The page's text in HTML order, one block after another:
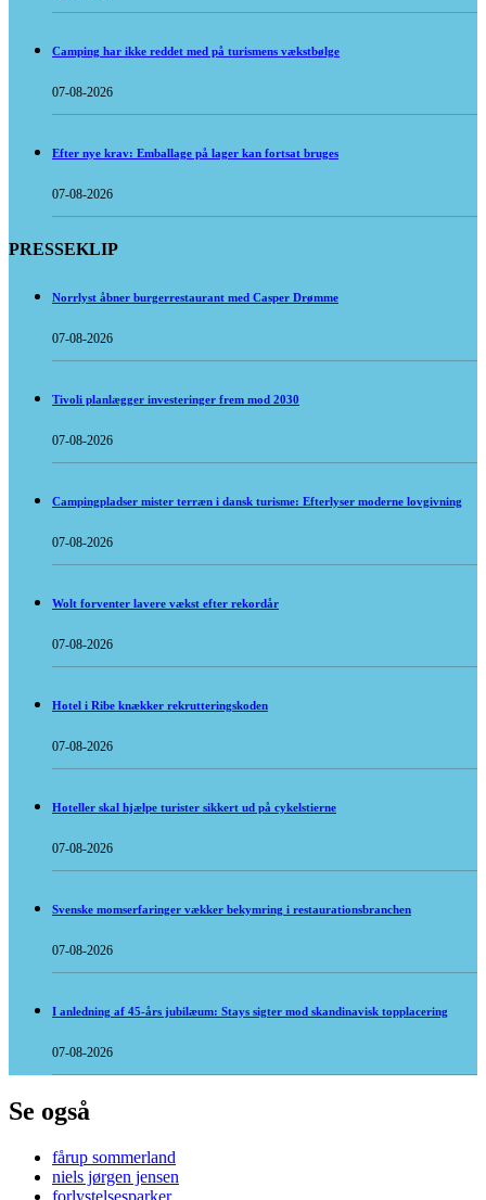
Camping har ikke reddet med på turismens vækstbølge
07-08-2026
Efter nye krav: Emballage på lager kan fortsat bruges
07-08-2026
PRESSEKLIP
Norrlyst åbner burgerrestaurant med Casper Drømme
07-08-2026
Tivoli planlægger investeringer frem mod 2030
07-08-2026
Campingpladser mister terræn i dansk turisme: Efterlyser moderne lovgivning
07-08-2026
Wolt forventer lavere vækst efter rekordår
07-08-2026
Hotel i Ribe knækker rekrutteringskoden
07-08-2026
Hoteller skal hjælpe turister sikkert ud på cykelstierne
07-08-2026
Svenske momserfaringer vækker bekymring i restaurationsbranchen
07-08-2026
I anledning af 45-års jubilæum: Stays sigter mod skandinavisk topplacering
07-08-2026
Se også
fårup sommerland
niels jørgen jensen
forlystelsesparker